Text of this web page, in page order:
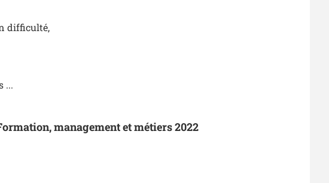
difficulté,
...
management et métiers 2022